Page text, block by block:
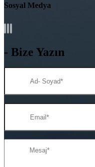
Sosyal Medya
- Bize Yazın